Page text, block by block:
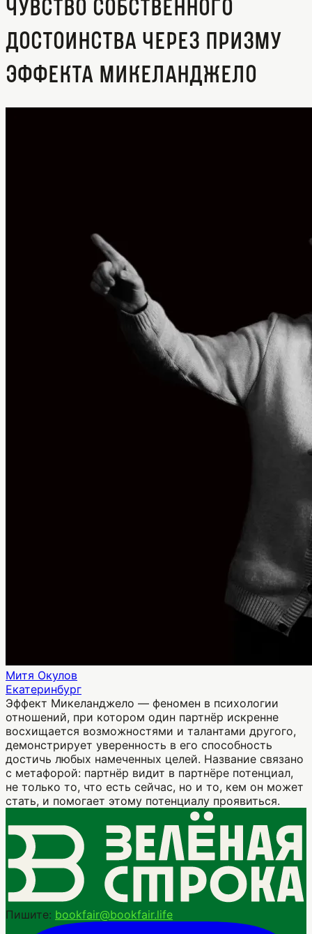
Чувство собственного
достоинства через призму
эффекта Микеланджело
Митя Окулов
Екатеринбург
Эффект Микеланджело — феномен в психологии
отношений, при котором один партнёр искренне
восхищается возможностями и талантами другого,
демонстрирует уверенность в его способность
достичь любых намеченных целей. Название связано
с метафорой: партнёр видит в партнёре потенциал,
не только то, что есть сейчас, но и то, кем он может
стать, и помогает этому потенциалу проявиться.
Пишите: bookfair@bookfair.life